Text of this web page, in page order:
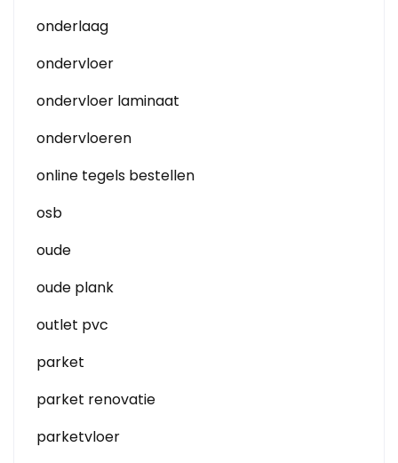
onderlaag
ondervloer
ondervloer laminaat
ondervloeren
online tegels bestellen
osb
oude
oude plank
outlet pvc
parket
parket renovatie
parketvloer